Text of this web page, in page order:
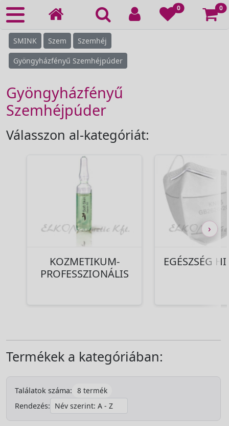
0 0
SMINK Szem Szemhéj
Gyöngyházfényű Szemhéjpúder
Gyöngyházfényű
Szemhéjpúder
Válasszon al-kategóriát:
KOZMETIKUM-
PROFESSZIONÁLIS
EGÉSZSÉG
›
Termékek a kategóriában:
Találatok száma: 8 termék
Rendezés: